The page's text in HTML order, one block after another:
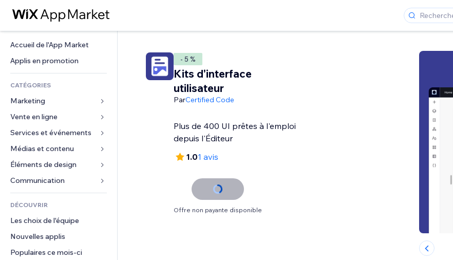
Accueil de l'App Market
Applis en promotion
CATÉGORIES
Marketing
Publicités
Mobile
Données analytiques
Réseaux sociaux
Classement de sites
E-mail
Vente en ligne
Applis pour les boutiques
Expédition et livraison
Boutons Vente
Comptabilité
Coupons et fidélisation
Solutions d'entreposage
Services et événements
Hôtels
Événements
Restaurants
Immobilier
Réservations
Médias et contenu
Galerie
Musique
Podcasts
Photographie
Vidéo
PDF
Partage de fichiers
Éléments de design
Cartes et navigation
Confidentialité
Horloge
Modèles de pages
Effets sur images
Boutons et menus
Formulaires
Sondages
Chat
Commentaires
DÉCOUVRIR
Les choix de l'équipe
Nouvelles applis
Populaires ce mois‑ci
- 5 %
Kits d'interface
utilisateur
ParCertified Code
Plus de 400 UI prêtes à l'emploi
depuis l'Éditeur
1.01 avis
Offre non payante disponible